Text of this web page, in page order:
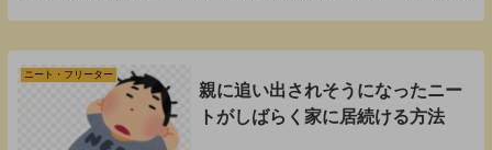
ニート・フリーター
親に追い出されそうになったニー
トがしばらく家に居続ける方法